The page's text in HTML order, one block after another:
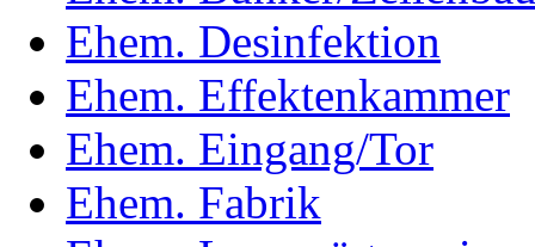
Ehem. Desinfektion
Ehem. Effektenkammer
Ehem. Eingang/Tor
Ehem. Fabrik